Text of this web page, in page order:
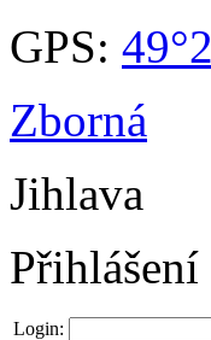
GPS:
Zborná
Jihlava
Přihlášení
Login: